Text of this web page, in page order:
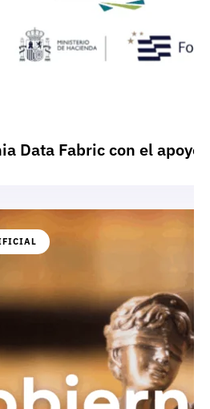
Data Fabric con el apoyo